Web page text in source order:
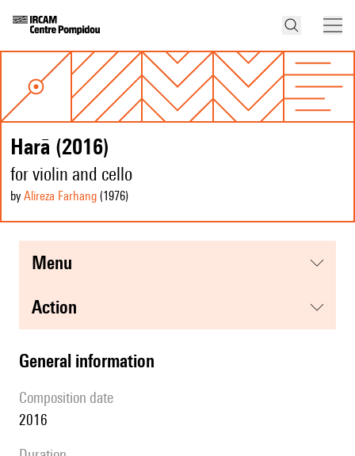
Harā (2016)
for violin and cello
by Alireza Farhang (1976)
menu
action
general information
composition date
2016